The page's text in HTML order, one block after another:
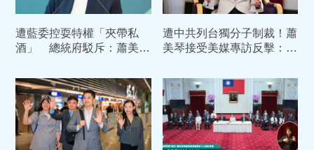
遭藍委控耍特權「夾帶私
酒」 總統府駁斥：蕭美琴
遭中共列台獨分子制裁！蕭
美琴接受美媒專訪反擊：絕